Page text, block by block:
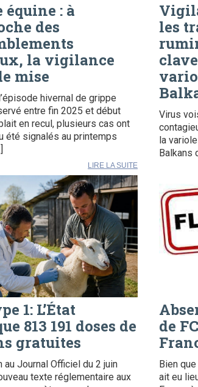
équine : à
des
la vigilance
mise
hivernal de grippe
entre fin 2025 et début
en recul, plusieurs cas ont
été signalés au printemps
LIRE LA SUITE
les
Virus
la
Balkans
1: L’État
813 191 doses de
gratuites
au Journal Officiel du 2 juin
texte réglementaire aux
de
Bien
ait eu